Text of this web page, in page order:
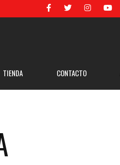
TIENDA CONTACTO